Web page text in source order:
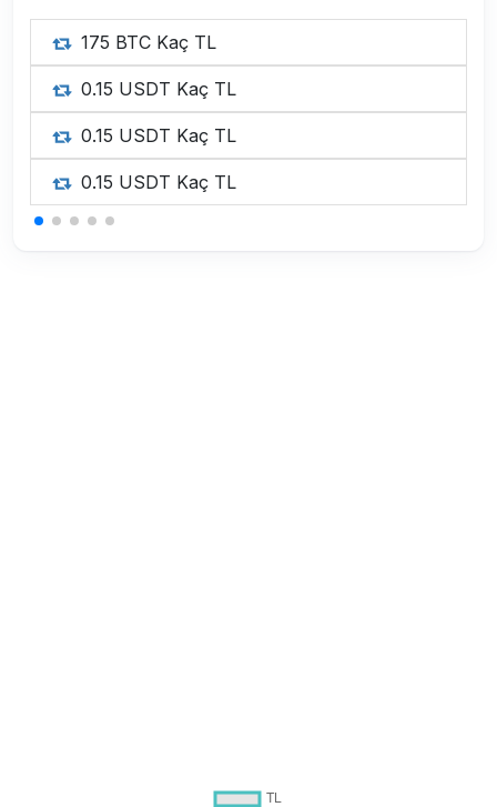
175 BTC Kaç TL
0.15 USDT Kaç TL
0.15 USDT Kaç TL
0.15 USDT Kaç TL